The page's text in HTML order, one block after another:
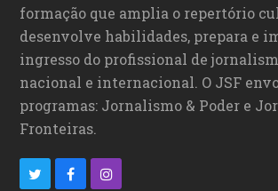
formação que amplia o repertório
desenvolve habilidades, prepara e
ingresso do profissional de
nacional e internacional. O JSF
programas: Jornalismo & Poder e
Fronteiras.
I